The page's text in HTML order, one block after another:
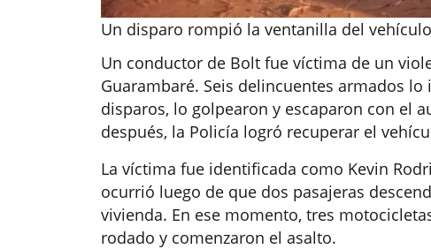
Un disparo rompió la ventanilla del
Un conductor de Bolt fue víctima de un
Guarambaré. Seis delincuentes armados
disparos, lo golpearon y escaparon con el
después, la Policía logró recuperar el
La víctima fue identificada como Kevin
ocurrió luego de que dos pasajeras
vivienda. En ese momento, tres
rodado y comenzaron el asalto.